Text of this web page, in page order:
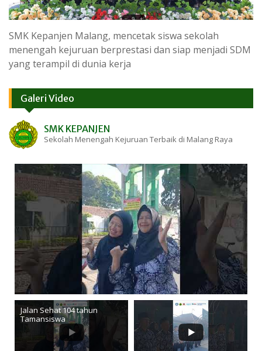
SMK Kepanjen Malang, mencetak siswa sekolah
menengah kejuruan berprestasi dan siap menjadi SDM
yang terampil di dunia kerja
Galeri Video
SMK KEPANJEN
Sekolah Menengah Kejuruan Terbaik di Malang Raya
Jalan Sehat 104 tahun
Tamansiswa